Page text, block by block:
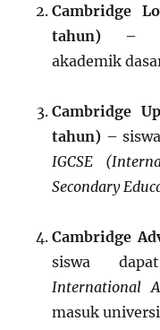
Cambridge
tahun) –
akademik
Cambridge
tahun) –
IGCSE
Secondary
Cambridge
siswa
International
masuk